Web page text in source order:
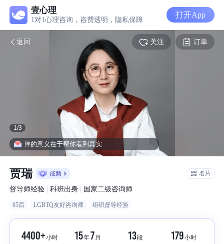
壹心理
1对1心理咨询，咨费透明，隐私保障
打开App
返回 关注 订单
1 /3
伴的意义在于帮你看到真实
贾瑞 名片
督导师经验 |科班出身 | 国家二级咨询师
85后 LGBTQ友好咨询师 组织督导经验
4400+小时 15年7 月 13段 179小时